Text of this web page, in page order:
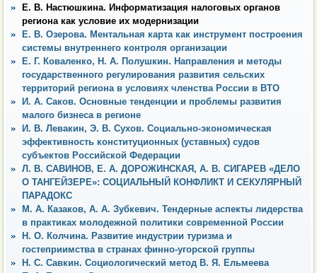
Е. В. Настюшкина. Информатизация налоговых органов
региона как условие их модернизации
Е. В. Озерова. Ментальная карта как инструмент построения
системы внутреннего контроля организации
Е. Г. Коваленко, Н. А. Полушкин. Направления и методы
государственного регулирования развития сельских
территорий региона в условиях членства России в ВТО
И. А. Саков. Основные тенденции и проблемы развития
малого бизнеса в регионе
И. В. Левакин, Э. В. Сухов. Социально-экономическая
эффективность конституционных (уставных) судов
субъектов Российской Федерации
Л. В. САВИНОВ, E. А. ДОРОЖИНСКАЯ, А. В. СИГАРЕВ «ДЕЛО
О ТАНГЕЙЗЕРЕ»: СОЦИАЛЬНЫЙ КОНФЛИКТ И СЕКУЛЯРНЫЙ
ПАРАДОКС
М. А. Казаков, А. А. Зубкевич. Тендерные аспекты лидерства
в практиках молодежной политики современной России
Н. О. Колчина. Развитие индустрии туризма и
гостеприимства в странах финно-угорской группы
Н. С. Савкин. Социологический метод В. Я. Ельмеева